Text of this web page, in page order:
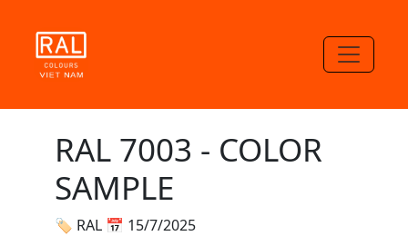
RAL 7003 - COLOR
SAMPLE
🏷 RAL 📅 15/7/2025